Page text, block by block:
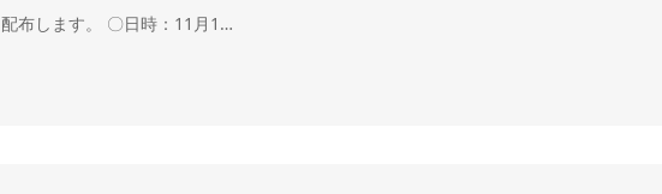
配布します。 〇日時：11月1…